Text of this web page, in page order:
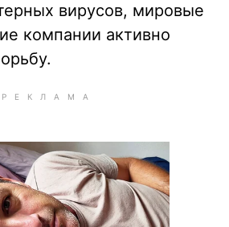
вирусов, мировые
компании активно